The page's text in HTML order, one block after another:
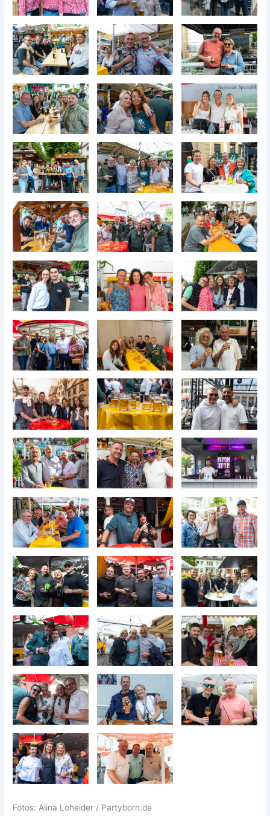
Fotos: Alina Loheider / Partyborn.de